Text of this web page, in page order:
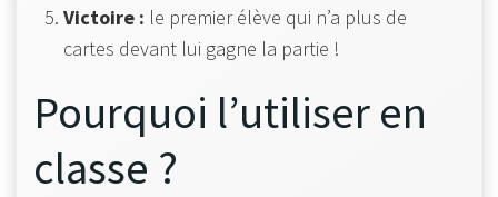
Victoire : le premier élève qui n’a plus de
cartes devant lui gagne la partie !
Pourquoi l’utiliser en
classe ?